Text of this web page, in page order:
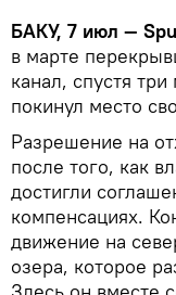
БАКУ, 7 июл —
в марте
канал, спустя
покинул место
Разрешение на
после того, как
достигли
компенсациях.
движение на
озера, которое